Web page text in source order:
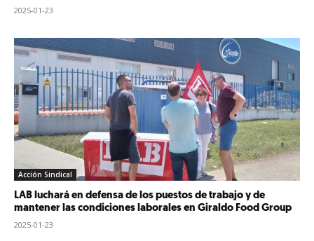
2025-01-23
Acción Sindical
LAB luchará en defensa de los puestos de trabajo y de
mantener las condiciones laborales en Giraldo Food Group
2025-01-23